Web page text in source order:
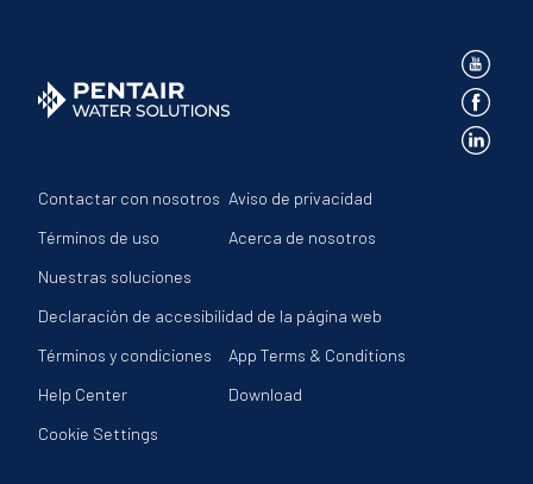
Contactar con nosotros Aviso de privacidad
Términos de uso
Acerca de nosotros
Nuestras soluciones
Declaración de accesibilidad de la página web
Términos y condiciones
App Terms & Conditions
Help Center
Download
Cookie Settings